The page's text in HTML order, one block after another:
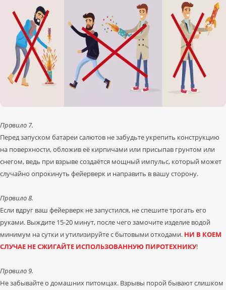
Правило 7.
Перед запуском батареи салютов не забудьте укрепить конструкцию
на поверхности, обложив её кирпичами или присыпав грунтом или
снегом, ведь при взрыве создаётся мощный импульс, который может
случайно опрокинуть фейерверк и направить в вашу сторону.
Правило 8.
Если вдруг ваш фейерверк не запустился, не спешите трогать его
руками. Выждите 15-20 минут, после чего замочите изделие водой
минимум на сутки и утилизируйте с бытовыми отходами. НИ В КОЕМ
СЛУЧАЕ НЕ СЖИГАЙТЕ ИСПОЛЬЗОВАННУЮ ПИРОТЕХНИКУ!
Правило 9.
Не забывайте о домашних питомцах. Взрывы порой бывают слишком